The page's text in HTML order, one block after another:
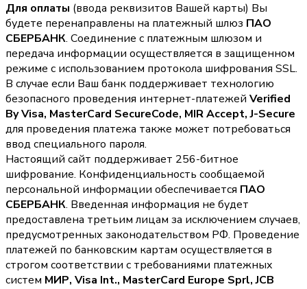
Для оплаты (ввода реквизитов Вашей карты) Вы
будете перенаправлены на платежный шлюз ПАО
СБЕРБАНК. Соединение с платежным шлюзом и
передача информации осуществляется в защищенном
режиме с использованием протокола шифрования SSL.
В случае если Ваш банк поддерживает технологию
безопасного проведения интернет-платежей Verified
By Visa, MasterCard SecureCode, MIR Accept, J-Secure
для проведения платежа также может потребоваться
ввод специального пароля.
Настоящий сайт поддерживает 256-битное
шифрование. Конфиденциальность сообщаемой
персональной информации обеспечивается ПАО
СБЕРБАНК. Введенная информация не будет
предоставлена третьим лицам за исключением случаев,
предусмотренных законодательством РФ. Проведение
платежей по банковским картам осуществляется в
строгом соответствии с требованиями платежных
систем МИР, Visa Int., MasterCard Europe Sprl, JCB